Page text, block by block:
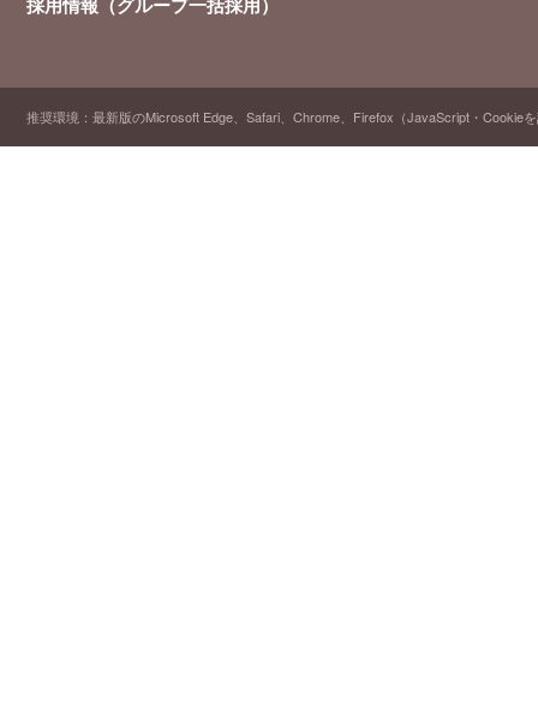
推奨環境：最新版のMicrosoft Edge、Safari、Chrome、Firefox（JavaScript・Cookie